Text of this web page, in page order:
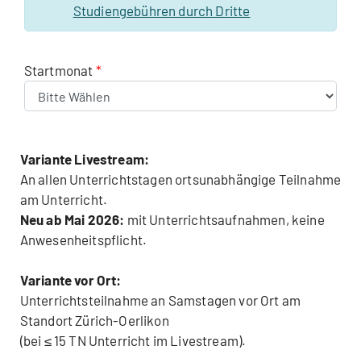
Studiengebühren durch Dritte
Startmonat
Variante Livestream:
An allen Unterrichtstagen ortsunabhängige Teilnahme
am Unterricht.
Neu ab Mai 2026: mit Unterrichtsaufnahmen, keine
Anwesenheitspflicht.
Variante vor Ort:
Unterrichtsteilnahme an Samstagen vor Ort am
Standort Zürich-Oerlikon
(bei ≤ 15 TN Unterricht im Livestream).